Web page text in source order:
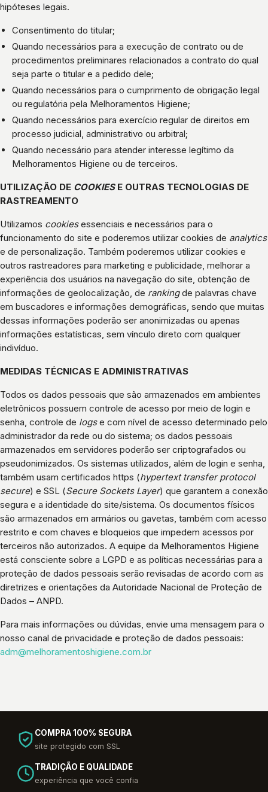
hipóteses legais.
Consentimento do titular;
Quando necessários para a execução de contrato ou de
procedimentos preliminares relacionados a contrato do qual
seja parte o titular e a pedido dele;
Quando necessários para o cumprimento de obrigação legal
ou regulatória pela Melhoramentos Higiene;
Quando necessários para exercício regular de direitos em
processo judicial, administrativo ou arbitral;
Quando necessário para atender interesse legítimo da
Melhoramentos Higiene ou de terceiros.
UTILIZAÇÃO DE COOKIESE OUTRAS TECNOLOGIAS DE
RASTREAMENTO
Utilizamos cookiesessenciais e necessários para o
funcionamento do site e poderemos utilizar cookies de analytics
e de personalização. Também poderemos utilizar cookies e
outros rastreadores para marketing e publicidade, melhorar a
experiência dos usuários na navegação do site, obtenção de
informações de geolocalização, de rankingde palavras chave
em buscadores e informações demográficas, sendo que muitas
dessas informações poderão ser anonimizadas ou apenas
informações estatísticas, sem vínculo direto com qualquer
indivíduo.
MEDIDAS TÉCNICAS E ADMINISTRATIVAS
Todos os dados pessoais que são armazenados em ambientes
eletrônicos possuem controle de acesso por meio de login e
senha, controle de logse com nível de acesso determinado pelo
administrador da rede ou do sistema; os dados pessoais
armazenados em servidores poderão ser criptografados ou
pseudonimizados. Os sistemas utilizados, além de login e senha,
também usam certificados https (hypertext transfer protocol
secure) e SSL (Secure Sockets Layer) que garantem a conexão
segura e a identidade do site/sistema. Os documentos físicos
são armazenados em armários ou gavetas, também com acesso
restrito e com chaves e bloqueios que impedem acessos por
terceiros não autorizados. A equipe da Melhoramentos Higiene
está consciente sobre a LGPD e as políticas necessárias para a
proteção de dados pessoais serão revisadas de acordo com as
diretrizes e orientações da Autoridade Nacional de Proteção de
Dados – ANPD.
Para mais informações ou dúvidas, envie uma mensagem para o
nosso canal de privacidade e proteção de dados pessoais:
adm@melhoramentoshigiene.com.br
COMPRA 100% SEGURA
site protegido com SSL
TRADIÇÃO E QUALIDADE
experiência que você confia